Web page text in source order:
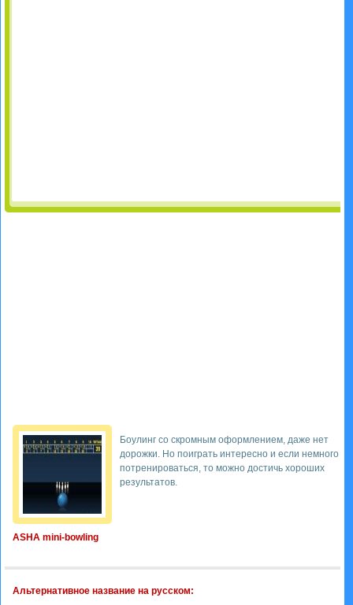
ASHA mini-bowling
Боулинг со скромным оформлением, даже нет
дорожки. Но поиграть интересно и если немного
потренироваться, то можно достичь хороших
результатов.
Альтернативное название на русском: